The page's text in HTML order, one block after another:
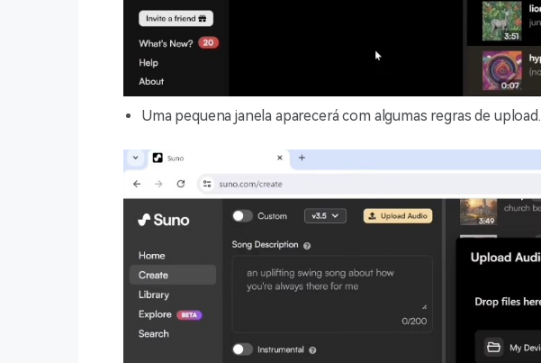
Uma pequena janela aparecerá com algumas regras de upload.